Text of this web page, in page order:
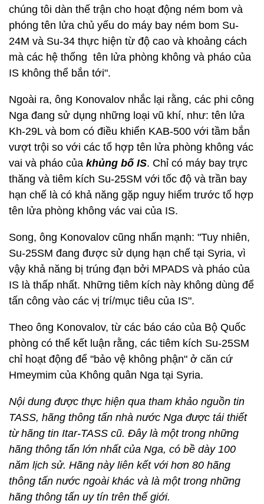
chúng tôi dàn thế trận cho hoạt động ném bom và
phóng tên lửa chủ yếu do máy bay ném bom Su-
24M và Su-34 thực hiện từ độ cao và khoảng cách
mà các hệ thống tên lửa phòng không và pháo của
IS không thể bắn tới".
Ngoài ra, ông Konovalov nhắc lại rằng, các phi công
Nga đang sử dụng những loại vũ khí, như: tên lửa
Kh-29L và bom có điều khiển KAB-500 với tầm bắn
vượt trội so với các tổ hợp tên lửa phòng không vác
vai và pháo của khủng bố IS. Chỉ có máy bay trực
thăng và tiêm kích Su-25SM với tốc độ và trần bay
hạn chế là có khả năng gặp nguy hiểm trước tổ hợp
tên lửa phòng không vác vai của IS.
Song, ông Konovalov cũng nhấn mạnh: "Tuy nhiên,
Su-25SM đang được sử dụng hạn chế tại Syria, vì
vậy khả năng bị trúng đạn bởi MPADS và pháo của
IS là thấp nhất. Những tiêm kích này không dùng để
tấn công vào các vị trí/mục tiêu của IS".
Theo ông Konovalov, từ các báo cáo của Bộ Quốc
phòng có thể kết luận rằng, các tiêm kích Su-25SM
chỉ hoạt động để "bảo vệ không phận" ở căn cứ
Hmeymim của Không quân Nga tại Syria.
Nội dung được thực hiện qua tham khảo nguồn tin
TASS, hãng thông tấn nhà nước Nga được tái thiết
từ hãng tin Itar-TASS cũ. Đây là một trong những
hãng thông tấn lớn nhất của Nga, có bề dày 100
năm lịch sử. Hãng này liên kết với hơn 80 hãng
thông tấn nước ngoài khác và là một trong những
hãng thông tấn uy tín trên thế giới.